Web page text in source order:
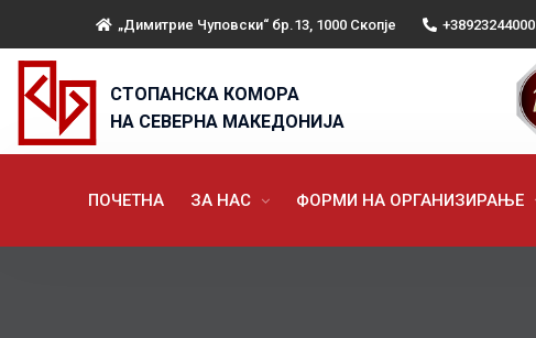
„Димитрие Чуповски“ бр.13, 1000 Скопје +38923244000
СТОПАНСКА КОМОРА
НА СЕВЕРНА МАКЕДОНИЈА
ПОЧЕТНА ЗА НАС ФОРМИ НА ОРГАНИЗИРАЊЕ